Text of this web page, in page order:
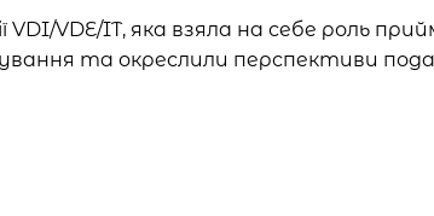
VDE/IT, яка взяла на себе роль
та окреслили перспективи